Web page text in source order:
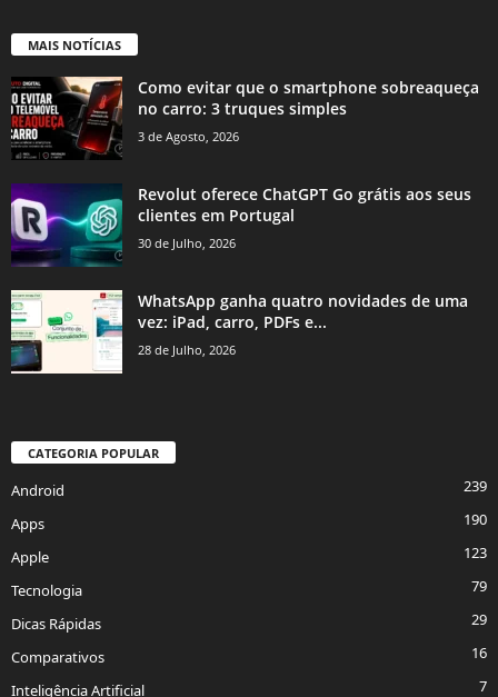
MAIS NOTÍCIAS
Como evitar que o smartphone sobreaqueça
no carro: 3 truques simples
3 de Agosto, 2026
Revolut oferece ChatGPT Go grátis aos seus
clientes em Portugal
30 de Julho, 2026
WhatsApp ganha quatro novidades de uma
vez: iPad, carro, PDFs e...
28 de Julho, 2026
CATEGORIA POPULAR
Android
239
Apps
190
Apple
123
Tecnologia
79
Dicas Rápidas
29
Comparativos
16
Inteligência Artificial
7